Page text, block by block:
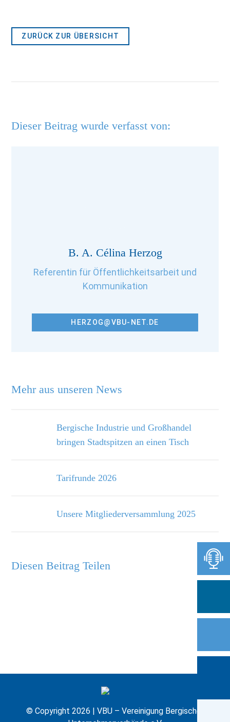
ZURÜCK ZUR ÜBERSICHT
Mehr aus unseren News
Bergische Industrie und Großhandel
bringen Stadtspitzen an einen Tisch
Tarifrunde 2026
Unsere Mitgliederversammlung 2025
Dieser Beitrag wurde verfasst von:
B. A. Célina Herzog
Referentin für Öffentlichkeitsarbeit und
Kommunikation
HERZOG@VBU-NET.DE
Diesen Beitrag Teilen
© Copyright 2026 | VBU – Vereinigung Bergischer